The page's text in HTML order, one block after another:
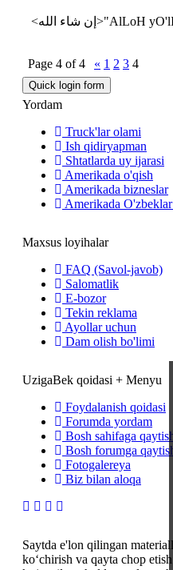
Page 4 of4 « 1 2 3 4
Yordam
Truck'lar olami
Ish qidiryapman
Shtatlarda uy ijarasi
Amerikada o'qish
Amerikada bizneslar
Amerikada
Maxsus loyihalar
FAQ (Savol-javob)
Salomatlik
E-bozor
Tekin reklama
Ayollar uchun
Dam olish bo'limi
UzigaBek qoidasi + Menyu
Foydalanish qoidasi
Forumda yordam
Bosh sahifaga
Bosh forumga
Fotogalereya
Biz bilan aloqa
Saytda e'lon qilingan
ko‘chirish va qayta chop etish